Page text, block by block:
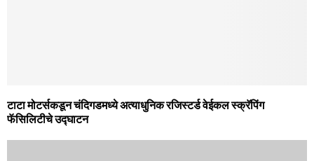
टाटा मोटर्सकडून चंदिगडमध्‍ये अत्‍याधुनिक रजिस्‍टर्ड वेईकल स्‍क्रॅपिंग
फॅसिलिटीचे उद्घाटन